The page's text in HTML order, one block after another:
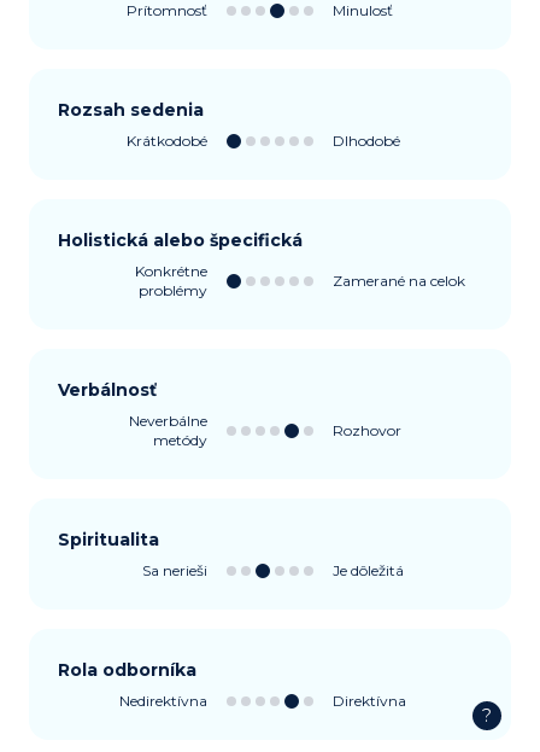
Prítomnosť Minulosť
Rozsah sedenia
Krátkodobé Dlhodobé
Holistická alebo špecifická
Konkrétne
problémy
Zamerané na celok
Verbálnosť
Neverbálne
metódy
Rozhovor
Spiritualita
Sa nerieši Je dôležitá
Rola odborníka
Nedirektívna Direktívna
?